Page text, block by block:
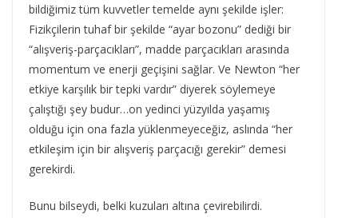
bildiğimiz tüm kuvvetler temelde aynı şekilde işler:
Fizikçilerin tuhaf bir şekilde “ayar bozonu” dediği bir
“alışveriş-parçacıkları”, madde parçacıkları arasında
momentum ve enerji geçişini sağlar. Ve Newton “her
etkiye karşılık bir tepki vardır” diyerek söylemeye
çalıştığı şey budur…on yedinci yüzyılda yaşamış
olduğu için ona fazla yüklenmeyeceğiz, aslında “her
etkileşim için bir alışveriş parçacığı gerekir” demesi
gerekirdi.
Bunu bilseydi, belki kuzuları altına çevirebilirdi.